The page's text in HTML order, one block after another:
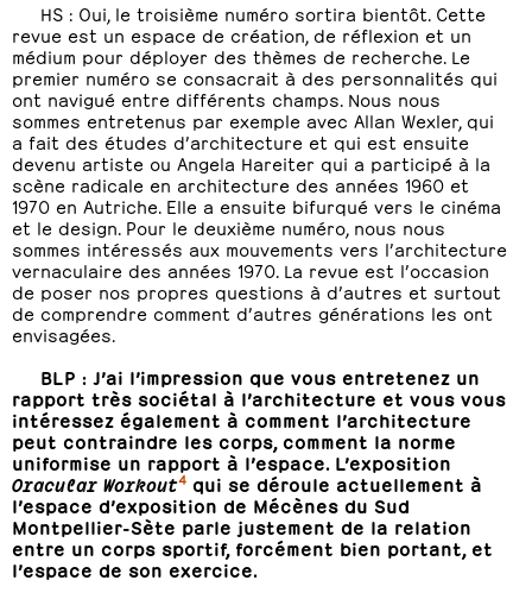
HS : Oui, le troisième numéro sortira bientôt. Cette
revue est un espace de création, de réflexion et un
médium pour déployer des thèmes de recherche. Le
premier numéro se consacrait à des personnalités qui
ont navigué entre différents champs. Nous nous
sommes entretenus par exemple avec Allan Wexler, qui
a fait des études d’architecture et qui est ensuite
devenu artiste ou Angela Hareiter qui a participé à la
scène radicale en architecture des années 1960 et
1970 en Autriche. Elle a ensuite bifurqué vers le cinéma
et le design. Pour le deuxième numéro, nous nous
sommes intéressés aux mouvements vers l’architecture
vernaculaire des années 1970. La revue est l’occasion
de poser nos propres questions à d’autres et surtout
de comprendre comment d’autres générations les ont
envisagées.
BLP : J’ai l’impression que vous entretenez un
rapport très sociétal à l’architecture et vous vous
intéressez également à comment l’architecture
peut contraindre les corps, comment la norme
uniformise un rapport à l’espace. L’exposition
Oracular Workout4 qui se déroule actuellement à
l’espace d’exposition de Mécènes du Sud
Montpellier-Sète parle justement de la relation
entre un corps sportif, forcément bien portant, et
l’espace de son exercice.